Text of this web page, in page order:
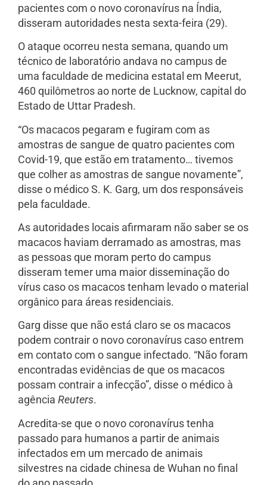
pacientes com o novo coronavírus na Índia,
disseram autoridades nesta sexta-feira (29).
O ataque ocorreu nesta semana, quando um
técnico de laboratório andava no campus de
uma faculdade de medicina estatal em Meerut,
460 quilômetros ao norte de Lucknow, capital do
Estado de Uttar Pradesh.
“Os macacos pegaram e fugiram com as
amostras de sangue de quatro pacientes com
Covid-19, que estão em tratamento… tivemos
que colher as amostras de sangue novamente”,
disse o médico S. K. Garg, um dos responsáveis
pela faculdade.
As autoridades locais afirmaram não saber se os
macacos haviam derramado as amostras, mas
as pessoas que moram perto do campus
disseram temer uma maior disseminação do
vírus caso os macacos tenham levado o material
orgânico para áreas residenciais.
Garg disse que não está claro se os macacos
podem contrair o novo coronavírus caso entrem
em contato com o sangue infectado. “Não foram
encontradas evidências de que os macacos
possam contrair a infecção”, disse o médico à
agência Reuters.
Acredita-se que o novo coronavírus tenha
passado para humanos a partir de animais
infectados em um mercado de animais
silvestres na cidade chinesa de Wuhan no final